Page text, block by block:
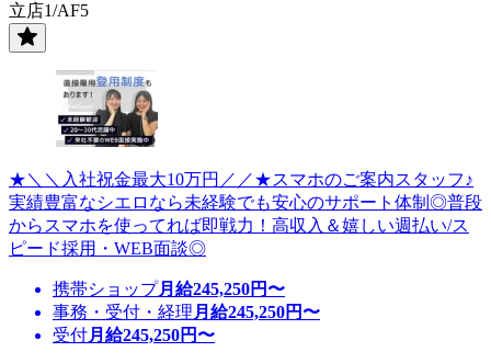
立店1/AF5
★＼＼入社祝金最大10万円／／★スマホのご案内スタッフ♪
実績豊富なシエロなら未経験でも安心のサポート体制◎普段
からスマホを使ってれば即戦力！高収入＆嬉しい週払い/ス
ピード採用・WEB面談◎
携帯ショップ月給245,250円〜
事務・受付・経理 月給245,250円〜
受付月給245,250円〜